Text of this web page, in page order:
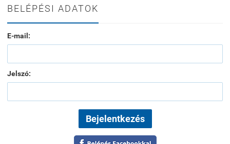
BELÉPÉSI ADATOK
E-mail:
Jelszó: